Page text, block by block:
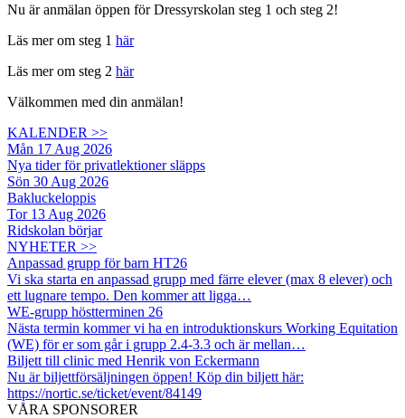
Nu är anmälan öppen för Dressyrskolan steg 1 och steg 2!
Läs mer om steg 1 här
Läs mer om steg 2 här
Välkommen med din anmälan!
KALENDER >>
Mån 17 Aug 2026
Nya tider för privatlektioner släpps
Sön 30 Aug 2026
Bakluckeloppis
Tor 13 Aug 2026
Ridskolan börjar
NYHETER >>
Anpassad grupp för barn HT26
Vi ska starta en anpassad grupp med färre elever (max 8 elever) och
ett lugnare tempo. Den kommer att ligga…
WE-grupp höstterminen 26
Nästa termin kommer vi ha en introduktionskurs Working Equitation
(WE) för er som går i grupp 2.4-3.3 och är mellan…
Biljett till clinic med Henrik von Eckermann
Nu är biljettförsäljningen öppen! Köp din biljett här:
https://nortic.se/ticket/event/84149
VÅRA SPONSORER